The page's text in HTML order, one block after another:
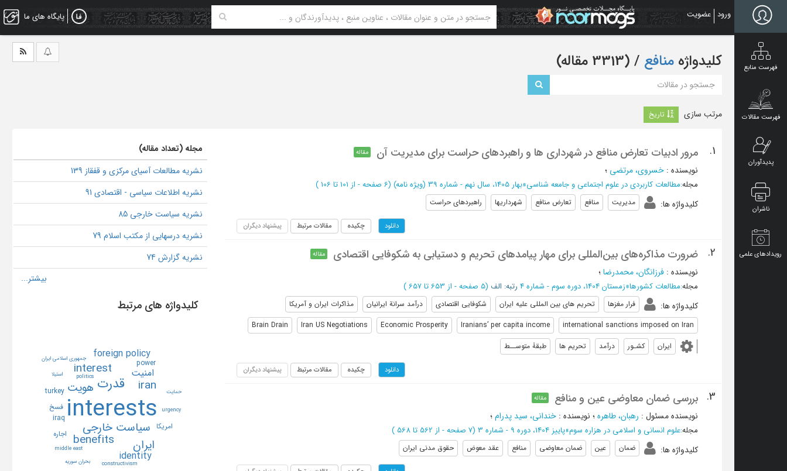
content
ورود عضویت پایگاه های ما
فهرست منابع
فهرست مقالات
پدیدآوران
ناشران
رویدادهای علمی
کلیدواژه منافع ‏/ (3313 مقاله)
مرتب سازی تاریخ
1. مرور ادبیات تعارض منافع در شهرداری ها و راهبردهای حراست برای مدیریت آن مقاله
نویسنده : خسروی، مرتضی ؛
مجله:مطالعات کاربردی در علوم اجتماعی و جامعه شناسی»بهار 1405، سال نهم - شماره 39 (ویژه نامه) (‎6 صفحه - از 101 تا 106 )
کلیدواژه ها: مدیریت منافع تعارض منافع شهرداریها راهبردهای حراست
دانلود چکیده مقالات مرتبط پیشنهاد دیگران
2. ضرورت مذاکره‌های بین‌المللی برای مهار پیامدهای تحریم و دستیابی به شکوفایی اقتصادی مقاله
نویسنده : فرزانگان، محمدرضا؛
مجله:مطالعات کشورها»زمستان 1404، دوره سوم - شماره 4 رتبه: الف (‎5 صفحه - از 653 تا 657 )
کلیدواژه ها: فرار مغزها تحریم های بین المللی علیه ایران شکوفایی اقتصادی درآمد سرانة ایرانیان
مذاکرات ایران و آمریکا
international sanctions imposed on Iran
Iranians’ per capita income
Economic Prosperity
Iran US Negotiations
Brain Drain
ایران
کشـور درآمد تحریم ها طبقۀ متوســط
دانلود چکیده مقالات مرتبط پیشنهاد دیگران
3. بررسی ضمان معاوضی عین و منافع مقاله
نویسنده مسئول : رهبان، طاهره؛ نویسنده : خندانی، سید پدرام؛
مجله:علوم انسانی و اسلامی در هزاره سوم»پاییز 1404، دوره 9 - شماره 3 (‎7 صفحه - از 562 تا 568 )
کلیدواژه ها: ضمان عین ضمان معاوضی منافع عقد معوض حقوق مدنی ایران
مجله (تعداد مقاله)
نشریه مطالعات آسیای مرکزی و قفقاز 139
نشریه اطلاعات سیاسی - اقتصادی 91
نشریه سیاست خارجی 85
نشریه درسهایی از مکتب اسلام 79
نشریه گزارش 74
کلیدواژه های مرتبط
interests
قدرت
سياست خارجي
هويت
benefits
interest
iran
ايران
foreign policy
identity
امنيت
power
اجاره
فسخ
iraq
turkey
امريكا
constructivism
middle east
politics
urgency
استيلا
بحران سوريه
جمهوري اسلامي ايران
حمايت